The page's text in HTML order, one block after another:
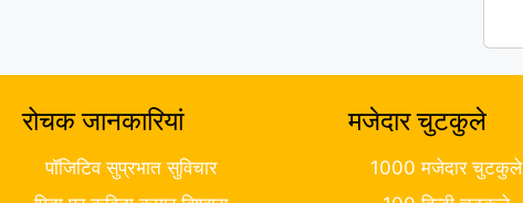
रोचक जानकारियां
पॉजिटिव सुप्रभात सुविचार
मजेदार चुटकुले
1000 मजेदार चुटकुले